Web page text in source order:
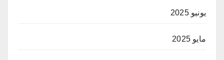
يونيو 2025
مايو 2025